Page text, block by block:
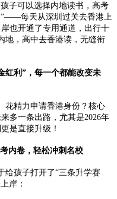
子可以选择内地读书，高考
”——每天从深圳过关去香港上
也开通了专用通道，出行十
地，高中去香港读，无缝衔
利”，每一个都能改变未
精力申请香港身份？核心
多一条出路，尤其是2026年
是直接升级！
内卷，轻松冲刺名校
孩子打开了“三条升学赛
岸：